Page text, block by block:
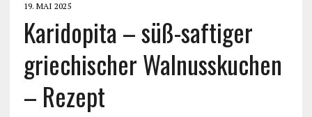
19. MAI 2025
Karidopita – süß-saftiger
griechischer Walnusskuchen
– Rezept